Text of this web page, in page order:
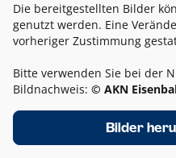
Die bereitgestellten Bilder
genutzt werden. Eine
vorheriger Zustimmung
Bitte verwenden Sie bei der
Bildnachweis: © AKN
Bilder